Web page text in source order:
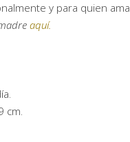
y para quien
aquí.
cm.